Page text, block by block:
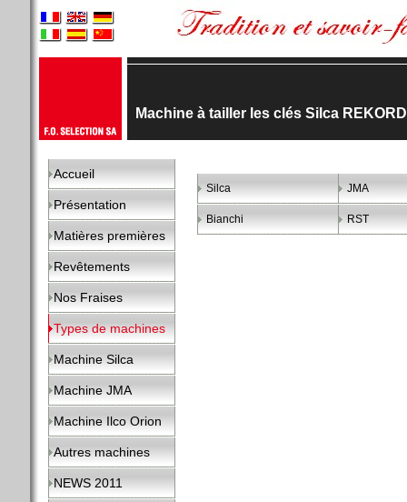
Machine à tailler les clés Silca
Accueil
Présentation
Matières premières
Revêtements
Nos Fraises
Types de machines
Machine Silca
Machine JMA
Machine Ilco Orion
Autres machines
NEWS 2011
Silca JMA
Bianchi RST